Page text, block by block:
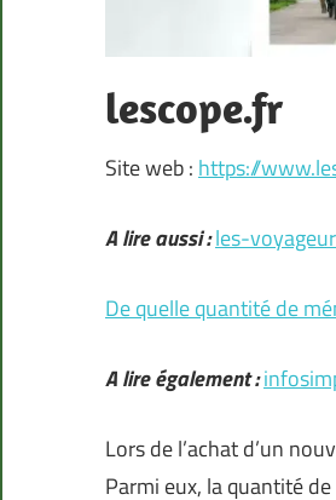
lescope.fr
Site web : https://
A lire aussi :les-
De quelle quantité de
A lire également :
Lors de l’achat d’un
Parmi eux, la quantité